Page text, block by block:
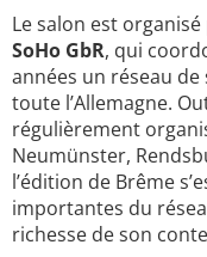
Le salon est
SoHo GbR, qui
années un réseau
toute l’Allemagne.
régulièrement
Neumünster,
l’édition de Brême
importantes du
richesse de son